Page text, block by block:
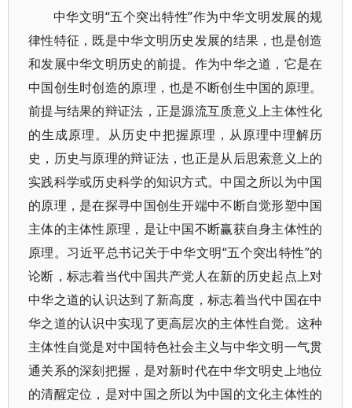
中华文明“五个突出特性”作为中华文明发展的规
律性特征，既是中华文明历史发展的结果，也是创造
和发展中华文明历史的前提。作为中华之道，它是在
中国创生时创造的原理，也是不断创生中国的原理。
前提与结果的辩证法，正是源流互质意义上主体性化
的生成原理。从历史中把握原理，从原理中理解历
史，历史与原理的辩证法，也正是从后思索意义上的
实践科学或历史科学的知识方式。中国之所以为中国
的原理，是在探寻中国创生开端中不断自觉形塑中国
主体的主体性原理，是让中国不断赢获自身主体性的
原理。习近平总书记关于中华文明“五个突出特性”的
论断，标志着当代中国共产党人在新的历史起点上对
中华之道的认识达到了新高度，标志着当代中国在中
华之道的认识中实现了更高层次的主体性自觉。这种
主体性自觉是对中国特色社会主义与中华文明一气贯
通关系的深刻把握，是对新时代在中华文明史上地位
的清醒定位，是对中国之所以为中国的文化主体性的